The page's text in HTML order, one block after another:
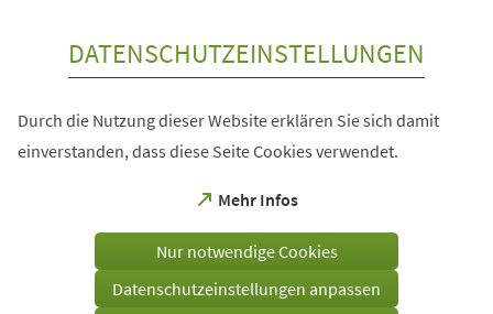
DATENSCHUTZEINSTELLUNGEN
Durch die Nutzung dieser Website erklären Sie sich damit
einverstanden, dass diese Seite Cookies verwendet.
Mehr Infos
(Öffnet
einem
Tab)
Nur notwendige Cookies
Datenschutzeinstellungen anpassen